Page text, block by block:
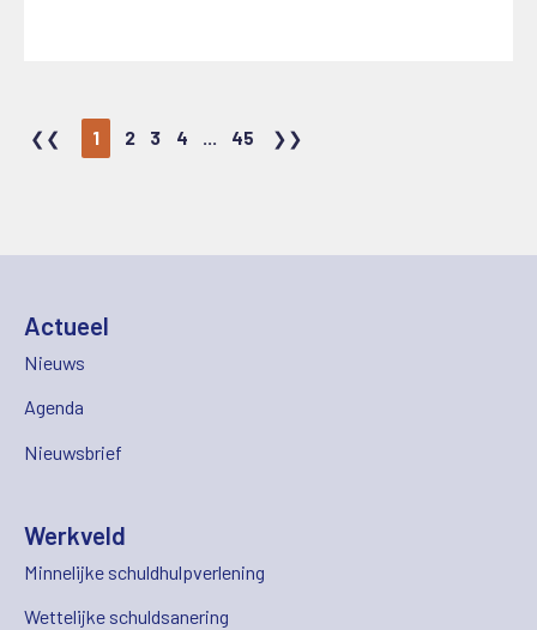
1 2 3 4 ... 45
Actueel
Nieuws
Agenda
Nieuwsbrief
Werkveld
Minnelijke schuldhulpverlening
Wettelijke schuldsanering